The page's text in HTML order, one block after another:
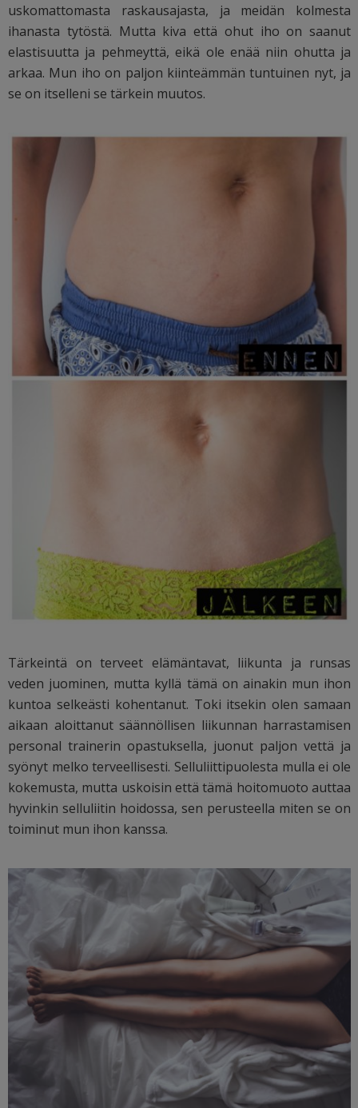
uskomattomasta raskausajasta, ja meidän kolmesta
ihanasta tytöstä. Mutta kiva että ohut iho on saanut
elastisuutta ja pehmeyttä, eikä ole enää niin ohutta ja
arkaa. Mun iho on paljon kiinteämmän tuntuinen nyt, ja
se on itselleni se tärkein muutos.
Tärkeintä on terveet elämäntavat, liikunta ja runsas
veden juominen, mutta kyllä tämä on ainakin mun ihon
kuntoa selkeästi kohentanut. Toki itsekin olen samaan
aikaan aloittanut säännöllisen liikunnan harrastamisen
personal trainerin opastuksella, juonut paljon vettä ja
syönyt melko terveellisesti. Selluliittipuolesta mulla ei ole
kokemusta, mutta uskoisin että tämä hoitomuoto auttaa
hyvinkin selluliitin hoidossa, sen perusteella miten se on
toiminut mun ihon kanssa.